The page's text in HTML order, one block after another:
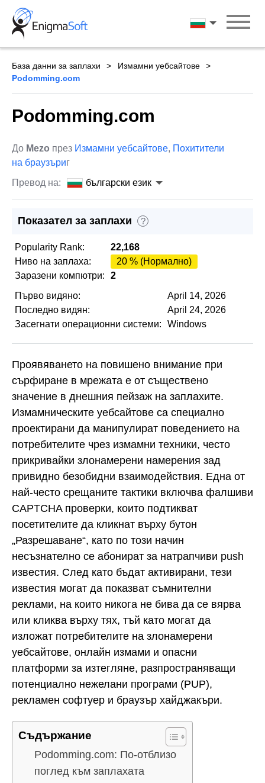
Skip
content
български
База данни за заплахи
Измамни уебсайтове
Podomming.com
Podomming.com
До Mezo през Измамни уебсайтове, Похитители
на браузъриг
Превод на:
български език
Показател за заплахи ?
Popularity Rank:
22,168
Ниво на заплаха:
20 % (Нормално)
Заразени компютри:
2
Първо видяно:
April 14, 2026
Последно видян:
April 24, 2026
Засегнати операционни системи:
Windows
Проявяването на повишено внимание при
сърфиране в мрежата е от съществено
значение в днешния пейзаж на заплахите.
Измамническите уебсайтове са специално
проектирани да манипулират поведението на
потребителите чрез измамни техники, често
прикривайки злонамерени намерения зад
привидно безобидни взаимодействия. Една от
най-често срещаните тактики включва фалшиви
CAPTCHA проверки, които подтикват
посетителите да кликнат върху бутон
„Разрешаване“, като по този начин
несъзнателно се абонират за натрапчиви push
известия. След като бъдат активирани, тези
известия могат да показват съмнителни
реклами, на които никога не бива да се вярва
или кликва върху тях, тъй като могат да
изложат потребителите на злонамерени
уебсайтове, онлайн измами и опасни
платформи за изтегляне, разпространяващи
потенциално нежелани програми (PUP),
рекламен софтуер и браузър хайджакъри.
Съдържание
Podomming.com: По-отблизо
поглед към заплахата